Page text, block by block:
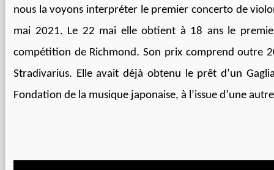
nous la voyons interpréter le premier concerto de
mai 2021. Le 22 mai elle obtient à 18 ans le
compétition de Richmond. Son prix comprend outre
Stradivarius. Elle avait déjà obtenu le prêt d’un
Fondation de la musique japonaise, à l’issue d’une